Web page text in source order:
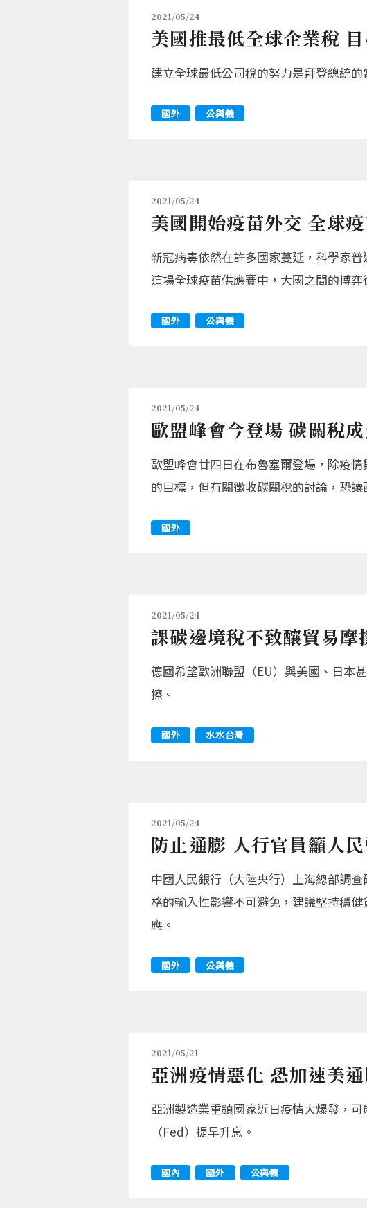
2021/05/24
美國推最低全球企業稅
建立全球最低公司稅的努力是拜登總統
國外 公與義
2021/05/24
美國開始疫苗外交 全球
新冠病毒依然在許多國家蔓延，科學家
這場全球疫苗供應賽中，大國之間的博弈
國外 公與義
2021/05/24
歐盟峰會今登場 碳關稅
歐盟峰會廿四日在布魯塞爾登場，除疫
的目標，但有關徵收碳關稅的討論，恐
國外
2021/05/24
課碳邊境稅不致釀貿易
德國希望歐洲聯盟（EU）與美國、日本
擦。
國外 水水台灣
2021/05/24
防止通膨 人行官員籲人
中國人民銀行（大陸央行）上海總部調
格的輸入性影響不可避免，建議堅持穩
應。
國外 公與義
2021/05/21
亞洲疫情惡化 恐加速美
亞洲製造業重鎮國家近日疫情大爆發，
（Fed）提早升息。
國內 國外 公與義